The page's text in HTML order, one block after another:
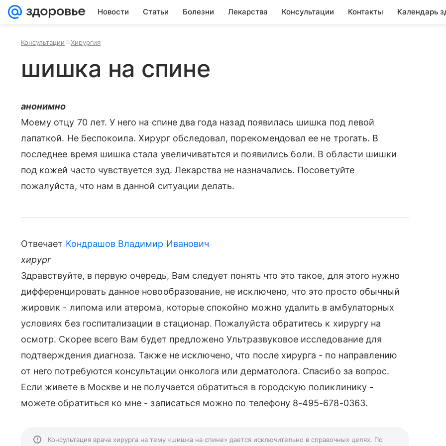
Новости Статьи Болезни Лекарства Консультации Контакты Календарь
Консультации Хирургия
шишка на спине
анонимно
Моему отцу 70 лет. У него на спине два года назад появилась шишка под левой
лапаткой. Не беспокоила. Хирург обследовал, порекомендовал ее не трогать. В
последнее время шишка стала увеличиватьтся и появились боли. В области шишки
под кожей часто чувствуется зуд. Лекарства не назначались. Посоветуйте
пожалуйста, что нам в данной ситуации делать.
Отвечает Кондрашов Владимир Иванович
хирург
Здравствуйте, в первую очередь, Вам следует понять что это такое, для этого нужно
дифференцировать данное новообразование, не исключено, что это просто обычный
жировик - липома или атерома, которые спокойно можно удалить в амбулаторных
условиях без госпитализации в стационар. Пожалуйста обратитесь к хирургу на
осмотр. Скорее всего Вам будет предложено Ультразвуковое исследование для
подтверждения диагноза. Также не исключено, что после хирурга - по направлению
от него потребуются консультации онколога или дерматолога. Спасибо за вопрос.
Если живете в Москве и не получается обратиться в городскую поликлинику -
можете обратиться ко мне - записаться можно по телефону 8-495-678-0363.
Консультация врача хирурга на тему «шишка на спине» дается исключительно в справочных целях. По